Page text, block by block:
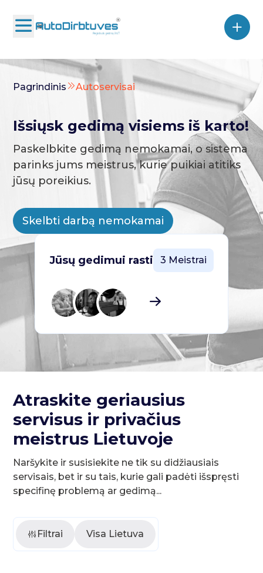
Pagrindinis Autoservisai
Išsiųsk gedimą visiems iš karto!
Paskelbkite gedimą nemokamai, o sistema
parinks jums meistrus, kurie puikiai atitiks
jūsų poreikius.
Skelbti darbą nemokamai
Jūsų gedimui rasti 3 Meistrai
Atraskite geriausius
servisus ir privačius
meistrus Lietuvoje
Naršykite ir susisiekite ne tik su didžiausiais
servisais, bet ir su tais, kurie gali padėti išspręsti
specifinę problemą ar gedimą...
Filtrai Visa Lietuva